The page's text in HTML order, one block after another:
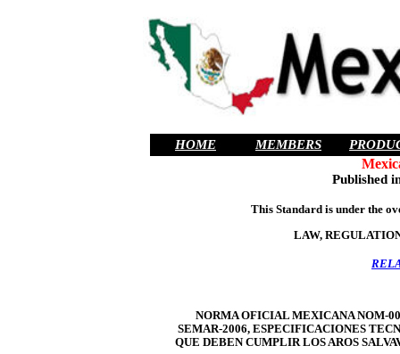
HOME MEMBERS
Published
This Standard is under the
LAW,
NORMA OFICIAL MEXICANA NOM-
SEMAR-2006, ESPECIFICACIONES
QUE DEBEN CUMPLIR LOS AROS